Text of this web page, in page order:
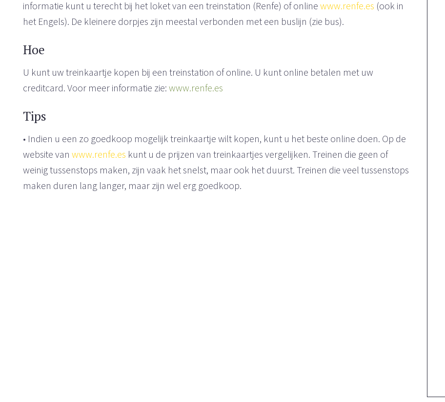
informatie kunt u terecht bij het loket van een treinstation (Renfe) of onlinewww.renfe.es (ook in
het Engels). De kleinere dorpjes zijn meestal verbonden met een buslijn (zie bus).
Hoe
U kunt uw treinkaartje kopen bij een treinstation of online. U kunt online betalen met uw
creditcard. Voor meer informatie zie:www.renfe.es
Tips
• Indien u een zo goedkoop mogelijk treinkaartje wilt kopen, kunt u het beste online doen. Op de
website vanwww.renfe.es kunt u de prijzen van treinkaartjes vergelijken. Treinen die geen of
weinig tussenstops maken, zijn vaak het snelst, maar ook het duurst. Treinen die veel tussenstops
maken duren lang langer, maar zijn wel erg goedkoop.